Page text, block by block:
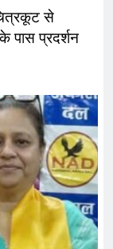
से
पास प्रदर्शन